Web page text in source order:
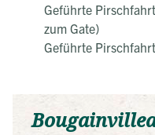
Geführte
zum Gate)
Geführte